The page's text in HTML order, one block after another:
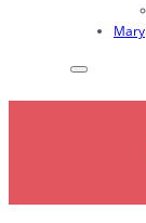
Mary